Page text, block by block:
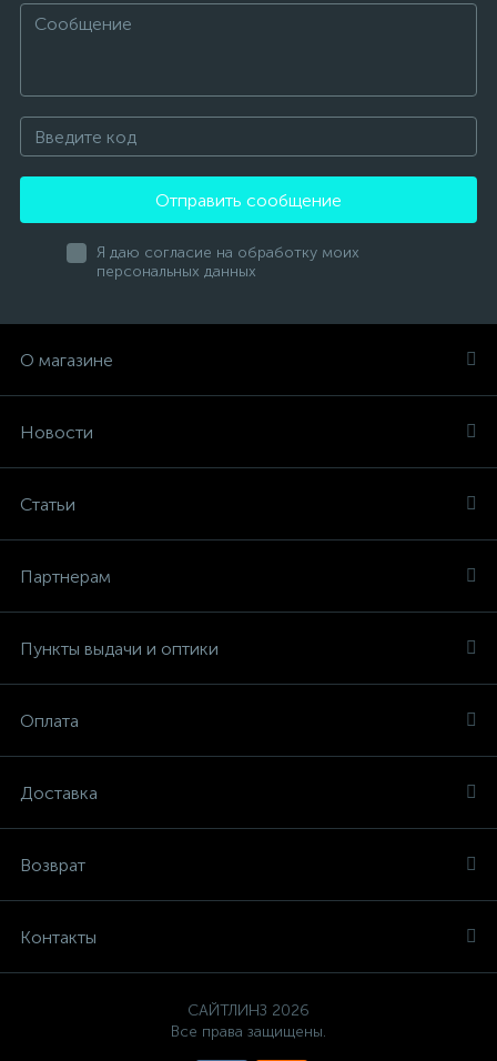
Отправить сообщение
Я даю согласие на обработку моих
персональных данных
О магазине
Новости
Статьи
Партнерам
Пункты выдачи и оптики
Оплата
Доставка
Возврат
Контакты
САЙТЛИНЗ 2026
Все права защищены.